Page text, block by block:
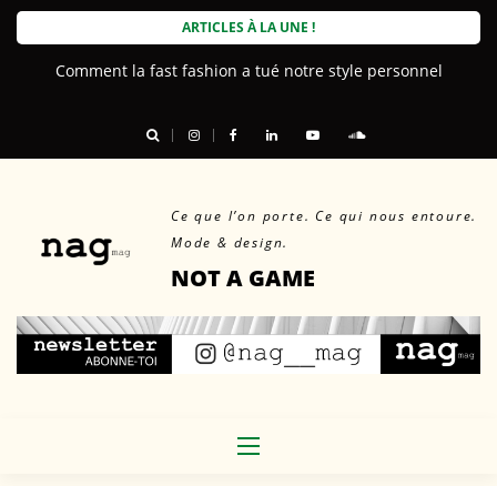
Skip
ARTICLES À LA UNE !
Comment la fast fashion a tué notre style personnel
Le beau, le durable, et nous
Ce que l’on porte. Ce qui nous entoure.
Mode & design.
NOT A GAME